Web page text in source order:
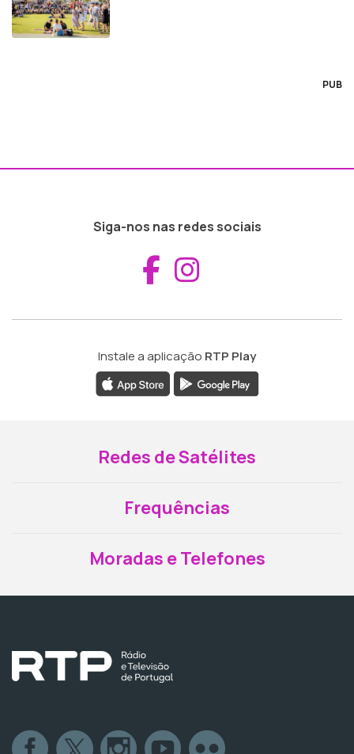
PUB
Siga-nos nas redes sociais
Aceder ao
Instale a aplicação RTP Play
Redes de Satélites
Frequências
Moradas e Telefones